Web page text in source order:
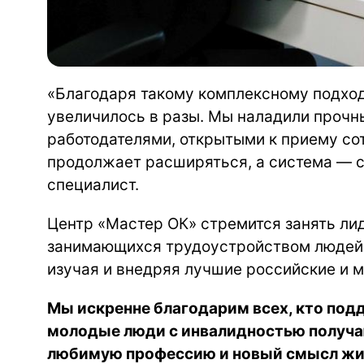
«Благодаря такому комплексному
увеличилось в разы. Мы наладили
работодателями, открытыми к приему
продолжает расширяться, а система —
специалист.
Центр «Мастер ОК» стремится занять
занимающихся трудоустройством
изучая и внедряя лучшие российские и
Мы искренне благодарим всех, кто
молодые люди с инвалидностью
любимую профессию и новый смысл